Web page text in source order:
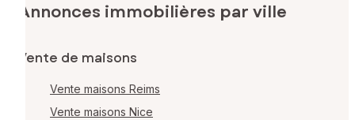
Annonces immobilières par ville
Vente de maisons
Vente maisons Reims
Vente maisons Nice